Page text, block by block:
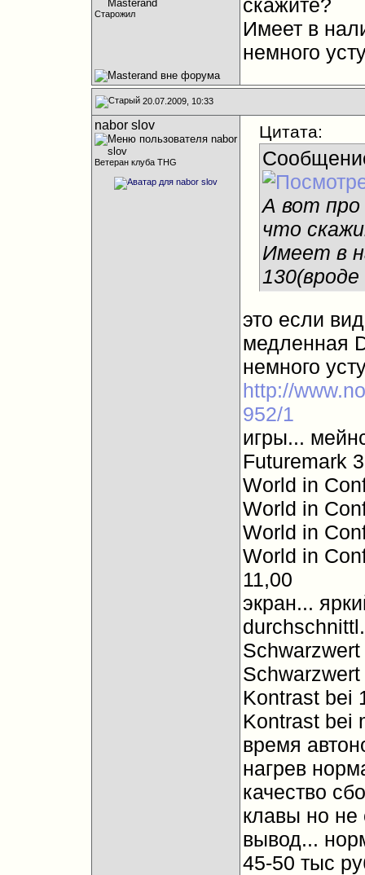
Старожил
скажите?
Имеет в
немного
20.07.2009, 10:33
nabor slov
Ветеран клуба THG
Цитата:
А вот про
что
Имеет в
это если
медленная
немного
http://
952/1
игры...
Futuremark
World in
World in
World in
World in
11,00
экран...
Kontrast bei
Kontrast bei
время
нагрев
качество
клавы но не
вывод...
45-50 тыс